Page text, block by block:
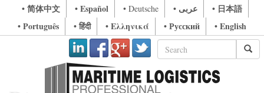
• 简体中文 • Español • Deutsche • عربى
• 日本語
• Português
• हिंदी • Ελληνικά • Русский • English